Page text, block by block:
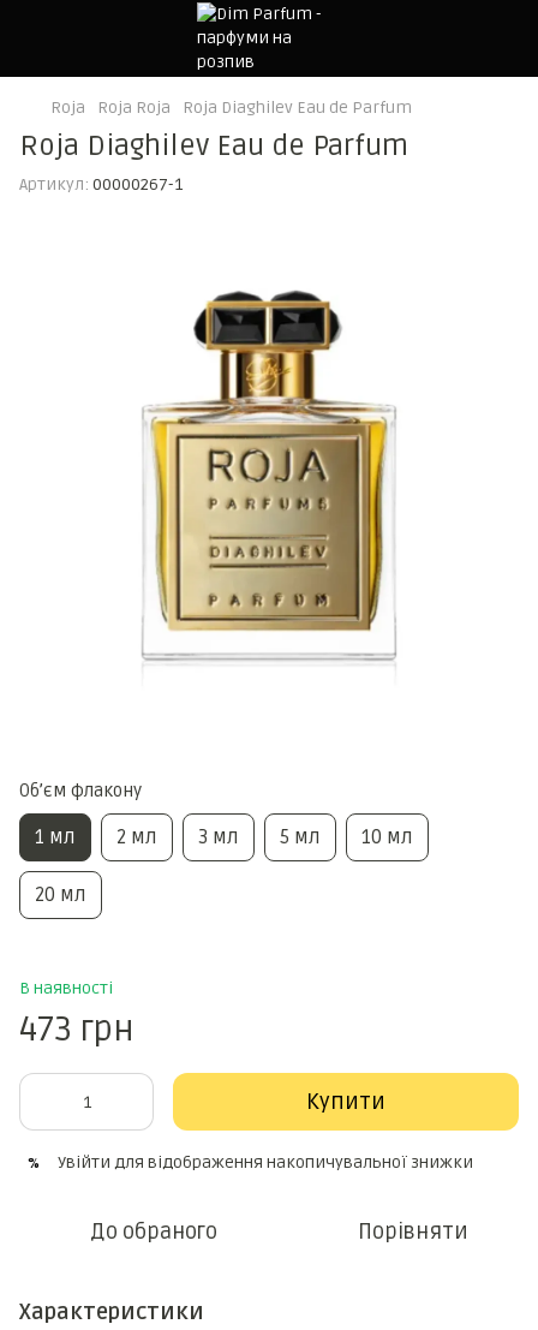
Roja Roja Roja Roja Diaghilev Eau de Parfum
Roja Diaghilev Eau de Parfum
Артикул: 00000267-1
Обʼєм флакону
1 мл 2 мл 3 мл 5 мл 10 мл
20 мл
В наявності
473 грн
Купити
% Увійти для відображення накопичувальної знижки
До обраного Порівняти
Характеристики